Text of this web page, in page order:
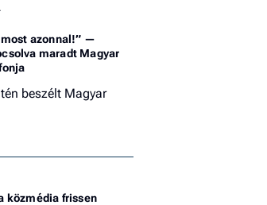
azonnal!” —
maradt Magyar
beszélt Magyar
közmédia frissen